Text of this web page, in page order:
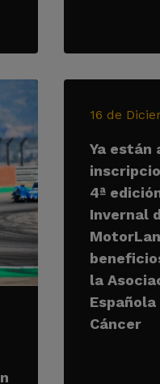
16 de
Ya están
4ª
Invernal
la
Cáncer